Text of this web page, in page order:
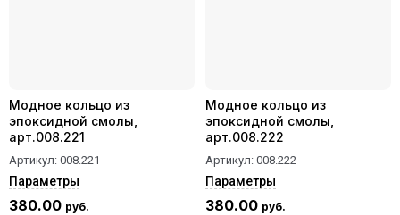
Модное кольцо из
эпоксидной смолы,
арт.008.221
Артикул: 008.221
Параметры
380.00 руб.
Модное кольцо из
эпоксидной смолы,
арт.008.222
Артикул: 008.222
Параметры
380.00 руб.